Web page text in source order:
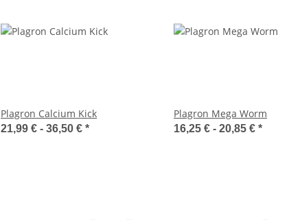
Plagron Calcium Kick
21,99 € - 36,50 € *
Plagron Mega Worm
16,25 € - 20,85 € *